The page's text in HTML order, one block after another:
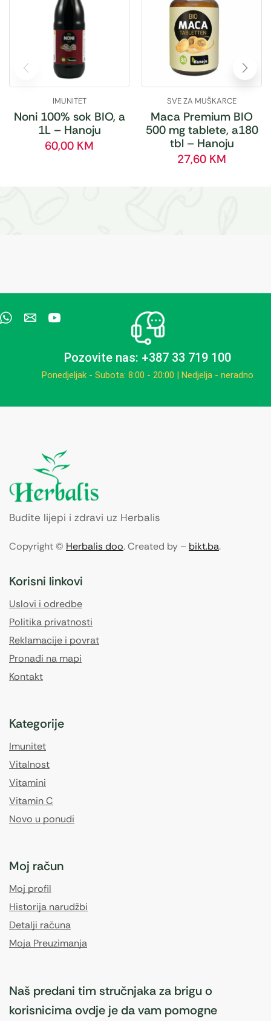
IMUNITET
Noni 100% sok BIO, a
1L – Hanoju
60,00 KM
SVE ZA MUŠKARCE
Maca Premium BIO
500 mg tablete, a180
tbl – Hanoju
27,60 KM
Pozovite nas: +387 33 719 100
Ponedjeljak - Subota: 8:00 - 20:00 | Nedjelja - neradno
Budite lijepi i zdravi uz Herbalis
Copyright © Herbalis doo. Created by – bikt.ba.
Korisni linkovi
Uslovi i odredbe
Politika privatnosti
Reklamacije i povrat
Pronađi na mapi
Kontakt
Kategorije
Imunitet
Vitalnost
Vitamini
Vitamin C
Novo u ponudi
Moj račun
Moj profil
Historija narudžbi
Detalji računa
Moja Preuzimanja
Naš predani tim stručnjaka za brigu o
korisnicima ovdje je da vam pomogne